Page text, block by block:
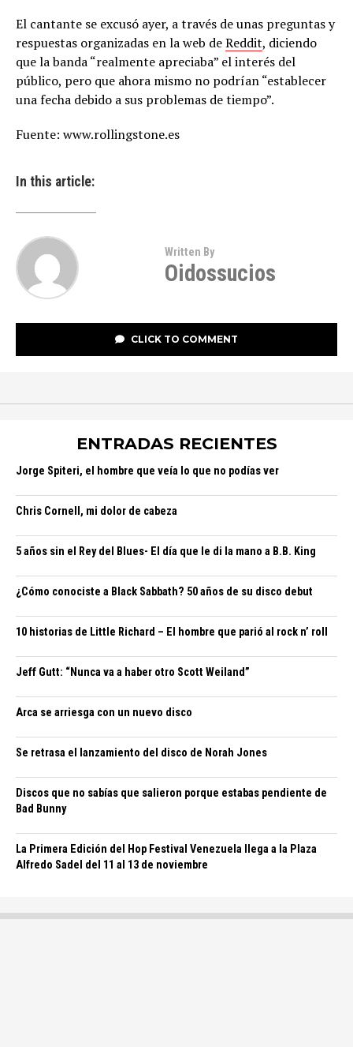
El cantante se excusó ayer, a través de unas preguntas y
respuestas organizadas en la web deReddit, diciendo
que la banda “realmente apreciaba” el interés del
público, pero que ahora mismo no podrían “establecer
una fecha debido a sus problemas de tiempo”.
Fuente: www.rollingstone.es
In this article:
Written By
Oidossucios
CLICK TO COMMENT
ENTRADAS RECIENTES
Jorge Spiteri, el hombre que veía lo que no podías ver
Chris Cornell, mi dolor de cabeza
5 años sin el Rey del Blues- El día que le di la mano a B.B. King
¿Cómo conociste a Black Sabbath? 50 años de su disco debut
10 historias de Little Richard – El hombre que parió al rock n’ roll
Jeff Gutt: “Nunca va a haber otro Scott Weiland”
Arca se arriesga con un nuevo disco
Se retrasa el lanzamiento del disco de Norah Jones
Discos que no sabías que salieron porque estabas pendiente de
Bad Bunny
La Primera Edición del Hop Festival Venezuela llega a la Plaza
Alfredo Sadel del 11 al 13 de noviembre